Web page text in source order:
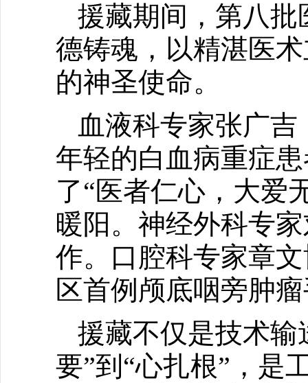
援藏期间，第八批
德铸魂，以精湛医
的神圣使命。
血液科专家张广
年轻的白血病重症
了“医者仁心，大爱
暖阳。神经外科专
作。口腔科专家章
区首例颅底咽旁肿
援藏不仅是技术输
要”到“心扎根”，是